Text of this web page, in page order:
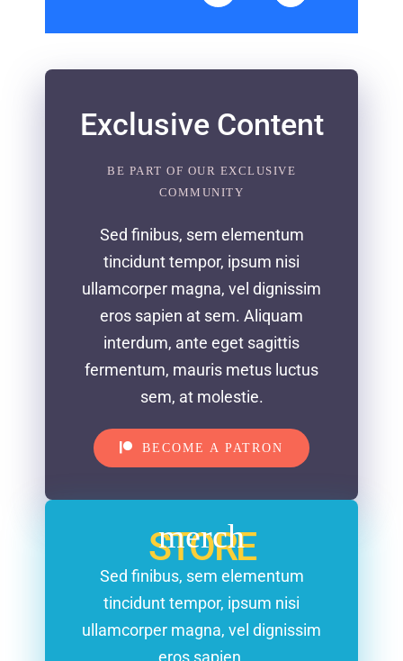
Exclusive Content
BE PART OF OUR EXCLUSIVE
COMMUNITY
Sed finibus, sem elementum
tincidunt tempor, ipsum nisi
ullamcorper magna, vel dignissim
eros sapien at sem. Aliquam
interdum, ante eget sagittis
fermentum, mauris metus luctus
sem, at molestie.
BECOME A PATRON
STORE
merch
Sed finibus, sem elementum
tincidunt tempor, ipsum nisi
ullamcorper magna, vel dignissim